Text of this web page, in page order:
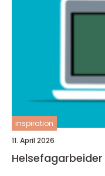
inspiration
11. April 2026